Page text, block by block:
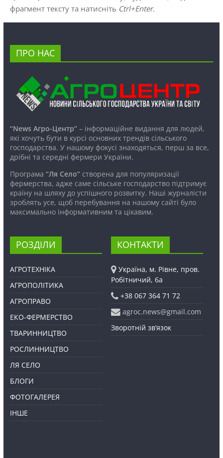
фрагмент тексту та натисніть Ctrl+Enter.
ПРО НАС
“News Агро-Центр”– інформаційне видання для людей,
які хочуть бути в курсі основних трендів сільського
господарства. У нашому фокусі знаходяться, перш за все,
дрібні та середні фермери України.
Програма “Ля Село”створена для популяризації
фермерства, адже саме сільське господарство підтримує
країну на шляху до успішного розвитку. Наші журналісти
зроблять усе, щоб перебування на нашому сайті було
максимально інформативним та цікавим.
РОЗДІЛИ
АГРОТЕХНІКА
АГРОПОЛІТИКА
АГРОПРАВО
ЕКО-ФЕРМЕРСТВО
ТВАРИННИЦТВО
РОСЛИННИЦТВО
ЛЯ СЕЛО
БЛОГИ
ФОТОГАЛЕРЕЯ
ІНШЕ
КОНТАКТИ
Україна, м. Рівне, пров.
Робітничий, 6а
+38 067 364 71 72
agroc.news@gmail.com
Зворотній зв’язок